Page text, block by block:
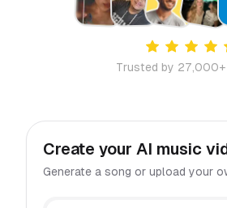
Trusted by
Create your AI music
Generate a song or upload your